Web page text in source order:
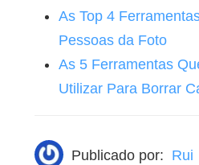
As Top 4
Pessoas da Foto
As 5 Ferramentas
Utilizar Para Borrar
Publicado por: Rui